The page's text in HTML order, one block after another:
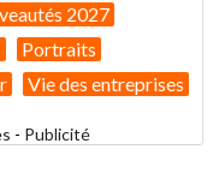
2027
Portraits
Vie des entreprises
- Publicité